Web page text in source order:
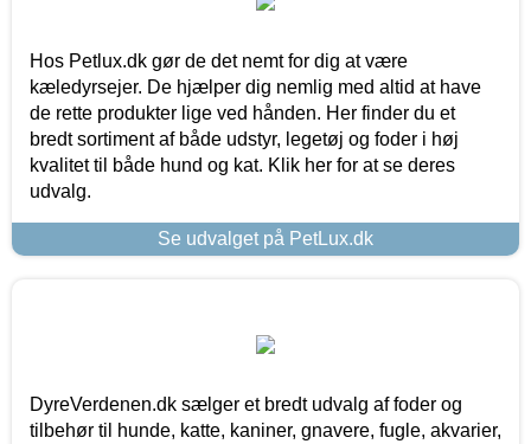
Hos Petlux.dk gør de det nemt for dig at være
kæledyrsejer. De hjælper dig nemlig med altid at have
de rette produkter lige ved hånden. Her finder du et
bredt sortiment af både udstyr, legetøj og foder i høj
kvalitet til både hund og kat. Klik her for at se deres
udvalg.
Se udvalget på PetLux.dk
DyreVerdenen.dk sælger et bredt udvalg af foder og
tilbehør til hunde, katte, kaniner, gnavere, fugle, akvarier,